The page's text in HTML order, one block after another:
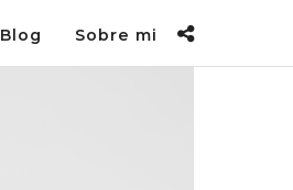
Blog Sobre mi